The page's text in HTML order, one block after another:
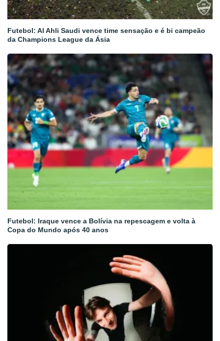
Futebol: Al Ahli Saudi vence time sensação e é bi campeão
da Champions League da Ásia
Futebol: Iraque vence a Bolívia na repescagem e volta à
Copa do Mundo após 40 anos